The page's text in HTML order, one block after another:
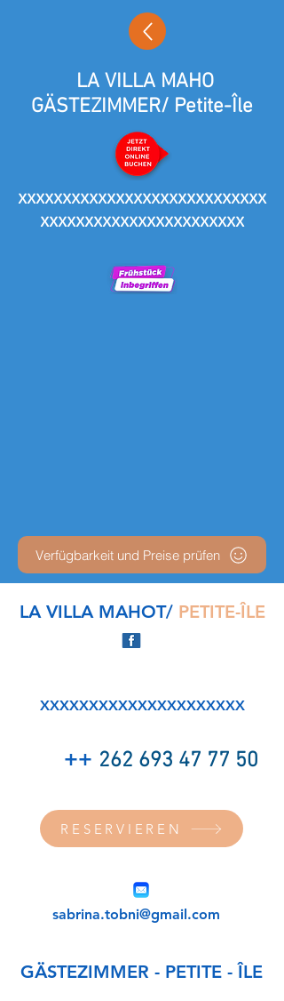
LA VILLA MAHO
GÄSTEZIMMER/ Petite-Île
xxxxxxxxxxxxxxxxxxxxxxxxxxxx
xxxxxxxxxxxxxxxxxxxxxxx
Verfügbarkeit und Preise prüfen
LA VILLA MAHOT/ PETITE-ÎLE
XXXXXXXXXXXXXXXXXXXXX
++ 262 693 47 77 50
RESERVIEREN
sabrina.tobni@gmail.com
GÄSTEZIMMER - PETITE - ÎLE